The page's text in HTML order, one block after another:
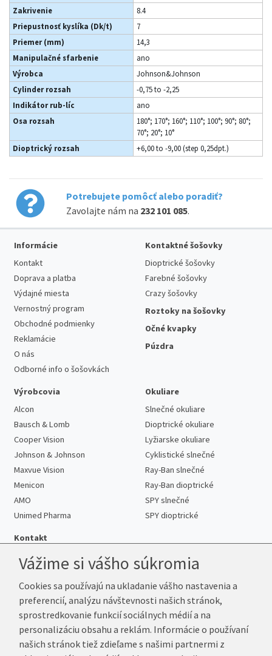
Zakrivenie
8.4
Priepustnosť kyslíka (Dk/t)
7
Priemer (mm)
14,3
Manipulačné sfarbenie
ano
Výrobca
Johnson&Johnson
Cylinder rozsah
-0,75 to -2,25
Indikátor rub-líc
ano
Osa rozsah
180°; 170°; 160°; 110°; 100°; 90°; 80°;
70°; 20°; 10°
Dioptrický rozsah
+6,00 to -9,00 (step 0,25dpt.)
Potrebujete pomôcť alebo poradiť?
Zavolajte nám na 232 101 085.
Informácie
Kontakt
Doprava a platba
Výdajné miesta
Vernostný program
Obchodné podmienky
Reklamácie
O nás
Odborné info o šošovkách
Kontaktné šošovky
Dioptrické šošovky
Farebné šošovky
Crazy šošovky
Roztoky na šošovky
Očné kvapky
Púzdra
Výrobcovia
Alcon
Bausch & Lomb
Cooper Vision
Johnson & Johnson
Maxvue Vision
Menicon
AMO
Unimed Pharma
Okuliare
Slnečné okuliare
Dioptrické okuliare
Lyžiarske okuliare
Cyklistické slnečné
Ray-Ban slnečné
Ray-Ban dioptrické
SPY slnečné
SPY dioptrické
Kontakt
Telefón:+421 222 205 863
E-mail:info@kup-sosovky.sk
Reklamačná adresa
Andrea Votavová
Vážime si vášho súkromia
Cookies sa používajú na ukladanie vášho nastavenia a
preferencií, analýzu návštevnosti našich stránok,
sprostredkovanie funkcií sociálnych médií a na
personalizáciu obsahu a reklám. Informácie o používaní
našich stránok tiež zdieľame s našimi partnermi z